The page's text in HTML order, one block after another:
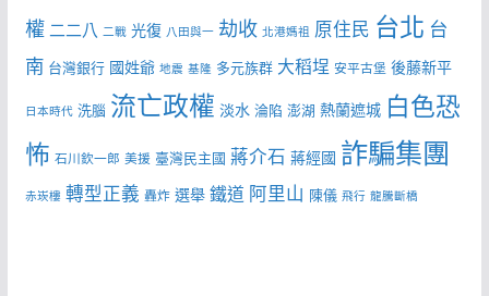
權 二二八 二戰 光復 八田與一 劫收 北港媽祖 原住民 台北 台
南 台灣銀行 國姓爺 地震 基隆 多元族群 大稻埕 安平古堡 後藤新平
日本時代 洗腦 流亡政權 淡水 淪陷 澎湖 熱蘭遮城 白色恐
怖 石川欽一郎 美援 臺灣民主國 蔣介石 蔣經國 詐騙集團
赤崁樓 轉型正義 轟炸 選舉 鐵道 阿里山 陳儀 飛行 龍騰斷橋